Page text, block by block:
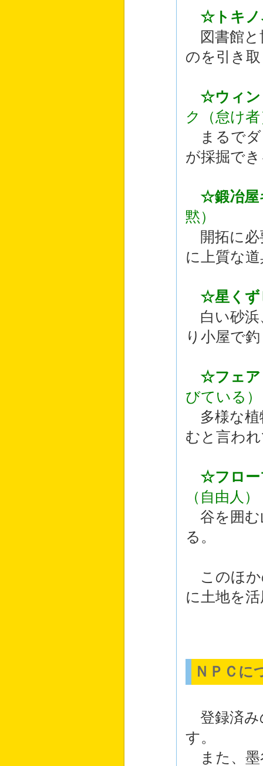
☆トキノ
図書館と
のを引き
☆ウィン
ク（怠け
まるでダ
が採掘で
☆鍛冶屋
黙）
開拓に必
に上質な
☆星くず
白い砂浜
り小屋で
☆フェア
びている）
多様な植
むと言わ
☆フロー
（自由人）
谷を囲む
る。
このほか
に土地を
ＮＰＣに
登録済み
す。
また、墨